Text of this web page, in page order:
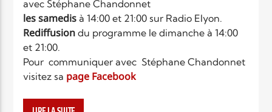
Elyon Rhema
avec Stéphane Chandonnet
les samedis à 14:00 et 21:00 sur Radio Elyon.
Rediffusion du programme le dimanche à 14:00
et 21:00.
Pour communiquer avec Stéphane Chandonnet
visitez sa page Facebook
dynamique mais toujours gospel.